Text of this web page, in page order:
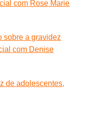
com Rose Marie
sobre a gravidez
com Denise
de adolescentes,